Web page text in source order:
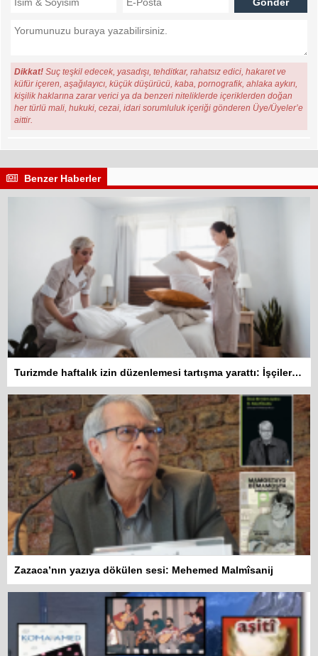
Dikkat! Suç teşkil edecek, yasadışı, tehditkar, rahatsız edici, hakaret ve
küfür içeren, aşağılayıcı, küçük düşürücü, kaba, pornografik, ahlaka aykırı,
kişilik haklarına zarar verici ya da benzeri niteliklerde içeriklerden doğan
her türlü mali, hukuki, cezai, idari sorumluluk içeriği gönderen Üye/Üyeler’e
aittir.
Benzer Haberler
Turizmde haftalık izin düzenlemesi tartışma yarattı: İşçiler 10 gün çalışmadan izin kullanamayacak
Zazaca’nın yazıya dökülen sesi: Mehemed Malmîsanij